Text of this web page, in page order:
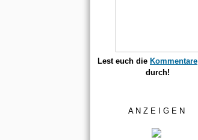
Lest euch die Kommentare
durch!
A N Z E I G E N